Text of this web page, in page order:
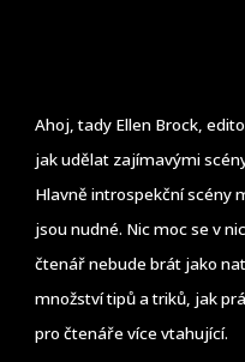
Ahoj, tady Ellen Brock,
jak udělat zajímavými
Hlavně introspekční scény
jsou nudné. Nic moc se v
čtenář nebude brát jako
množství tipů a triků, jak
pro čtenáře více vtahující.